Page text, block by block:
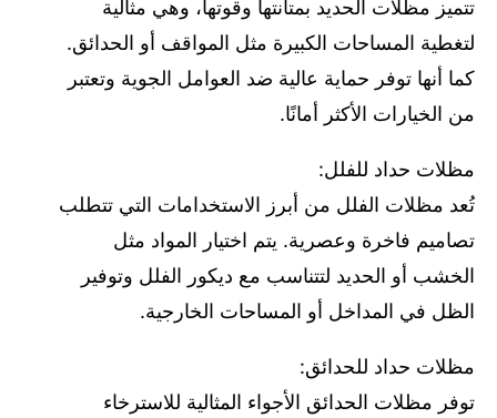
يدويًا أو آليًا حسب الرغبة. تركيب مظلات حداد في الخبر والشرقية إن تركيب
مظلات حداد في الشرقية يتطلب الاستعانة بخبراء في هذا المجال لضمان
تحقيق أفضل نتيجة. يتمتع المقاولون المتخصصون في تركيب مظلات حداد
بالكفاءة والخبرة في اختيار المواد المناسبة وتصميم المظلات بما يتناسب مع
البيئة والذوق الشخصي للعميل. يتم توفير تركيب مظلات سيارات، مظلات
المتحركة. أسعار تركيب مظلات حداد تختلف أسعار مظلات حداد حسب نوع
المواد المستخدمة، الحجم والتصميم. كما يعتمد السعر أيضًا على المكان
والوظيفة المطلوبة من المظلة. للحصول على أفضل عرض وتحديد السعر
المناسب، يفضل التواصل مع المقاولين المعتمدين في الشرقية والخبر
للحصول على استشارة فنية ومراجعة العروض المتاحة. الختام تُعد مظلات
حداد في الشرقية والخبر الخيار الأمثل لحماية الممتلكات من العوامل الجوية
مع إضافة لمسة جمالية للبيئة المحيطة. سواء كنت تبحث عن مظلات
خطوة مهمة للحصول على بيئة آمنة ومريحة. ..
تتميز مظلات الحديد بمتانتها وقوتها، وهي مثالية
لتغطية المساحات الكبيرة مثل المواقف أو الحدائق.
كما أنها توفر حماية عالية ضد العوامل الجوية وتعتبر
من الخيارات الأكثر أمانًا.
مظلات حداد للفلل:
تُعد مظلات الفلل من أبرز الاستخدامات التي تتطلب
تصاميم فاخرة وعصرية. يتم اختيار المواد مثل
الخشب أو الحديد لتتناسب مع ديكور الفلل وتوفير
الظل في المداخل أو المساحات الخارجية.
مظلات حداد للحدائق:
توفر مظلات الحدائق الأجواء المثالية للاسترخاء